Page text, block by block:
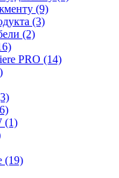
(9)
(3)
(2)
PRO (14)
(1)
(19)